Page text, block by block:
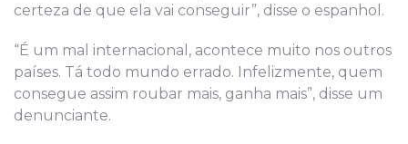
certeza de que ela vai conseguir”, disse o espanhol.
“É um mal internacional, acontece muito nos outros
países. Tá todo mundo errado. Infelizmente, quem
consegue assim roubar mais, ganha mais”, disse um
denunciante.